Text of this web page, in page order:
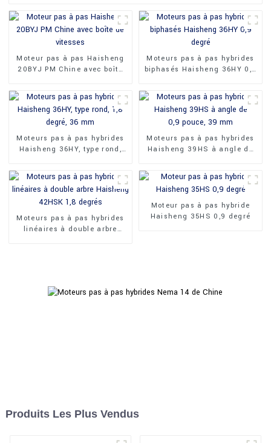
Moteur pas à pas Haisheng
20BYJ PM Chine avec boîte
Moteurs pas à pas hybrides
biphasés Haisheng 36HY 0,9
Moteurs pas à pas hybrides
Haisheng 36HY, type rond,
Moteurs pas à pas hybrides
Haisheng 39HS à angle de
Moteurs pas à pas hybrides
linéaires à double arbre
Moteur pas à pas hybride
Haisheng 35HS 0,9 degré
Produits Les Plus Vendus